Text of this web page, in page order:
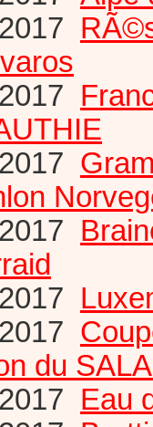
du
Eau